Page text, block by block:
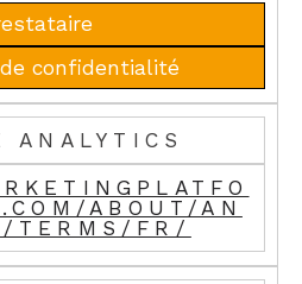
confidentialité
ANALYTICS
ABOUT/AN
TERMS/FR/